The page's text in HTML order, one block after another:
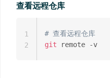
查看远程仓库
# 查看远程仓库
git
1
2